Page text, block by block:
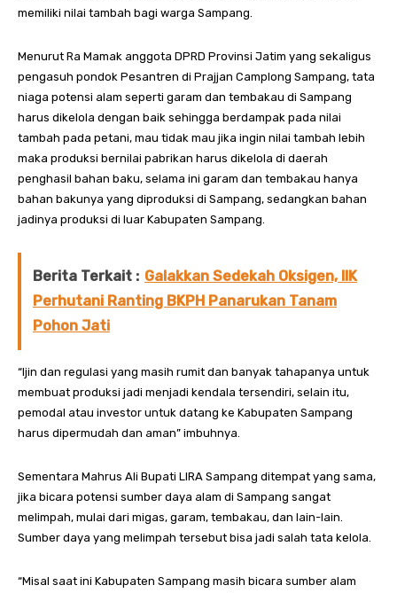
memiliki nilai tambah bagi warga Sampang.
Menurut Ra Mamak anggota DPRD Provinsi Jatim yang sekaligus
pengasuh pondok Pesantren di Prajjan Camplong Sampang, tata
niaga potensi alam seperti garam dan tembakau di Sampang
harus dikelola dengan baik sehingga berdampak pada nilai
tambah pada petani, mau tidak mau jika ingin nilai tambah lebih
maka produksi bernilai pabrikan harus dikelola di daerah
penghasil bahan baku, selama ini garam dan tembakau hanya
bahan bakunya yang diproduksi di Sampang, sedangkan bahan
jadinya produksi di luar Kabupaten Sampang.
Berita Terkait : Galakkan Sedekah Oksigen, IIK
Perhutani Ranting BKPH Panarukan Tanam
Pohon Jati
“Ijin dan regulasi yang masih rumit dan banyak tahapanya untuk
membuat produksi jadi menjadi kendala tersendiri, selain itu,
pemodal atau investor untuk datang ke Kabupaten Sampang
harus dipermudah dan aman” imbuhnya.
Sementara Mahrus Ali Bupati LIRA Sampang ditempat yang sama,
jika bicara potensi sumber daya alam di Sampang sangat
melimpah, mulai dari migas, garam, tembakau, dan lain-lain.
Sumber daya yang melimpah tersebut bisa jadi salah tata kelola.
“Misal saat ini Kabupaten Sampang masih bicara sumber alam